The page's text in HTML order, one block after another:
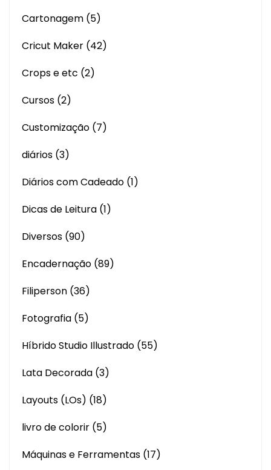
Cartonagem (5)
Cricut Maker (42)
Crops e etc (2)
Cursos (2)
Customização (7)
diários (3)
Diários com Cadeado (1)
Dicas de Leitura (1)
Diversos (90)
Encadernação (89)
Filiperson (36)
Fotografia (5)
Híbrido Studio Illustrado (55)
Lata Decorada (3)
Layouts (LOs) (18)
livro de colorir (5)
Máquinas e Ferramentas (17)